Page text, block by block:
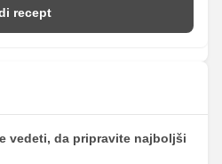
recept
vedeti, da pripravite najboljši